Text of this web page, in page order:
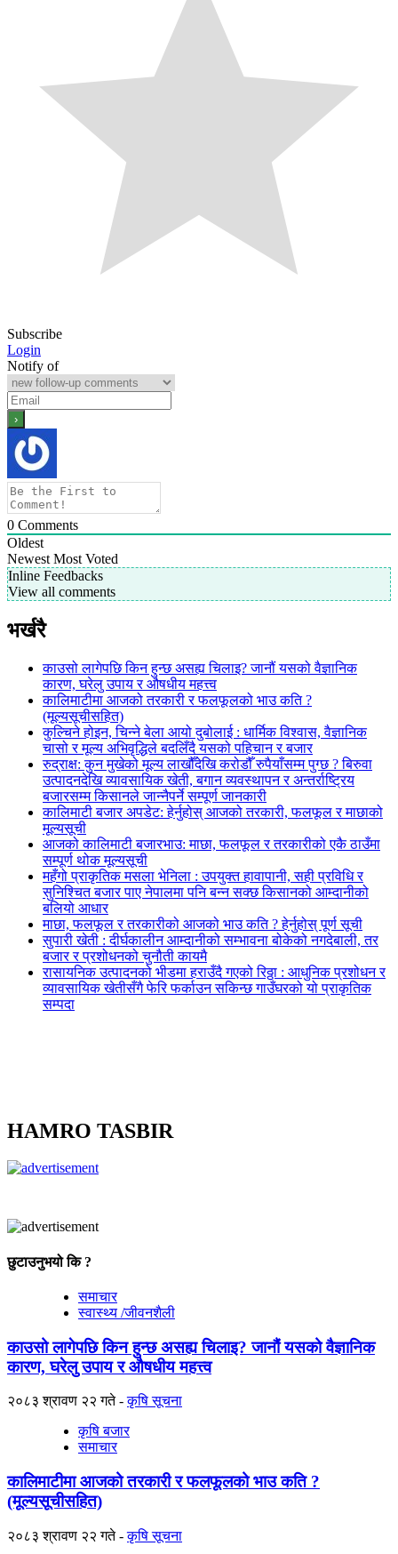
Subscribe
Login
Notify of
0 Comments
Oldest
Newest Most Voted
Inline Feedbacks
View all comments
भर्खरै
काउसो लागेपछि किन हुन्छ असह्य चिलाइ? जानौं यसको वैज्ञानिक
कारण, घरेलु उपाय र औषधीय महत्त्व
कालिमाटीमा आजको तरकारी र फलफूलको भाउ कति ?
(मूल्यसूचीसहित)
कुल्चिने होइन, चिन्ने बेला आयो दुबोलाई : धार्मिक विश्वास, वैज्ञानिक
चासो र मूल्य अभिवृद्धिले बदलिँदै यसको पहिचान र बजार
रुद्राक्ष: कुन मुखेको मूल्य लाखौँदेखि करोडौँ रुपैयाँसम्म पुग्छ ? बिरुवा
उत्पादनदेखि व्यावसायिक खेती, बगान व्यवस्थापन र अन्तर्राष्ट्रिय
बजारसम्म किसानले जान्नैपर्ने सम्पूर्ण जानकारी
कालिमाटी बजार अपडेट: हेर्नुहोस् आजको तरकारी, फलफूल र माछाको
मूल्यसूची
आजको कालिमाटी बजारभाउ: माछा, फलफूल र तरकारीको एकै ठाउँमा
सम्पूर्ण थोक मूल्यसूची
महँगो प्राकृतिक मसला भेनिला : उपयुक्त हावापानी, सही प्रविधि र
सुनिश्चित बजार पाए नेपालमा पनि बन्न सक्छ किसानको आम्दानीको
बलियो आधार
माछा, फलफूल र तरकारीको आजको भाउ कति ? हेर्नुहोस् पूर्ण सूची
सुपारी खेती : दीर्घकालीन आम्दानीको सम्भावना बोकेको नगदेबाली, तर
बजार र प्रशोधनको चुनौती कायमै
रासायनिक उत्पादनको भीडमा हराउँदै गएको रिठ्ठा : आधुनिक प्रशोधन र
व्यावसायिक खेतीसँगै फेरि फर्काउन सकिन्छ गाउँघरको यो प्राकृतिक
सम्पदा
HAMRO TASBIR
छुटाउनुभयो कि ?
समाचार
स्वास्थ्य /जीवनशैली
काउसो लागेपछि किन हुन्छ असह्य चिलाइ? जानौं यसको वैज्ञानिक
कारण, घरेलु उपाय र औषधीय महत्त्व
२०८३ श्रावण २२ गते
कृषि सूचना
कृषि बजार
समाचार
कालिमाटीमा आजको तरकारी र फलफूलको भाउ कति ?
(मूल्यसूचीसहित)
२०८३ श्रावण २२ गते
कृषि सूचना